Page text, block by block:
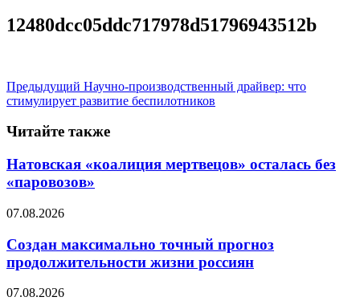
12480dcc05ddc717978d51796943512b
Предыдущий Научно-производственный драйвер: что
стимулирует развитие беспилотников
Читайте также
Натовская «коалиция мертвецов» осталась без
«паровозов»
07.08.2026
Создан максимально точный прогноз
продолжительности жизни россиян
07.08.2026